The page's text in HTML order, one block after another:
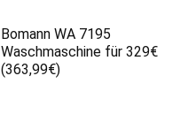
Bomann WA 7195
Waschmaschine für 329€
(363,99€)